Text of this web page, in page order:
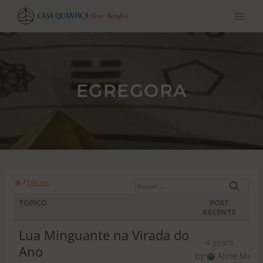
Pular
para
o
EGREGORA
B
a
/ Fóruns
TÓPICO
POST
RECENTE
Lua Minguante na Virada do
Ano
4 years
by
Aline